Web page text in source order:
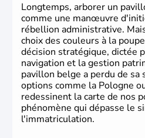
Longtemps, arborer un
comme une manœuvre
rébellion administrative.
choix des couleurs à la
décision stratégique, dictée
navigation et la gestion
pavillon belge a perdu de sa
options comme la Pologne
redessinent la carte de nos
phénomène qui dépasse le
l'immatriculation.